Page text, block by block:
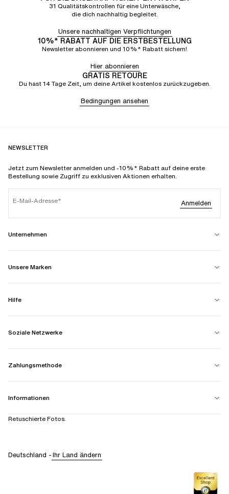
31 Qualitätskontrollen für eine Unterwäsche,
die dich nachhaltig begleitet.
Unsere nachhaltigen Verpflichtungen
10%* RABATT AUF DIE ERSTBESTELLUNG
Newsletter abonnieren und 10%* Rabatt sichern!
Hier abonnieren
GRATIS RETOURE
Du hast 14 Tage Zeit, um deine Artikel kostenlos zurückzugeben.
Bedingungen ansehen
NEWSLETTER
Jetzt zum Newsletter anmelden und -10%* Rabatt auf deine erste
Bestellung sowie Zugriff zu exklusiven Aktionen erhalten.
E-Mail-Adresse Anmelden
Unternehmen
Unsere Marken
Hilfe
Soziale Netzwerke
Zahlungsmethode
Informationen
Retuschierte Fotos.
Deutschland -Ihr Land ändern